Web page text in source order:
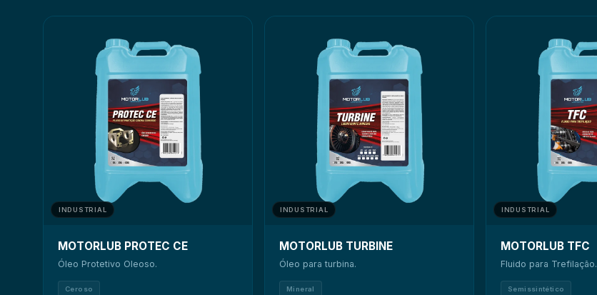
INDUSTRIAL
MOTORLUB PROTEC CE
Óleo Protetivo Oleoso.
Ceroso
INDUSTRIAL
MOTORLUB TURBINE
Óleo para turbina.
Mineral
INDUSTRIAL
MOTORLUB TFC
Fluido para Trefilação.
Semissintético